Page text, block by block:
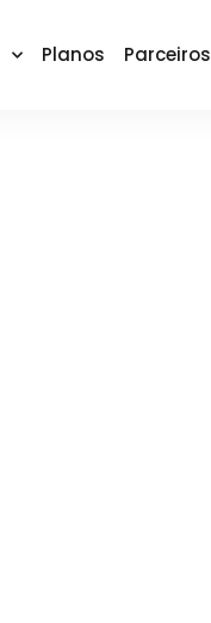
Planos Parceiros